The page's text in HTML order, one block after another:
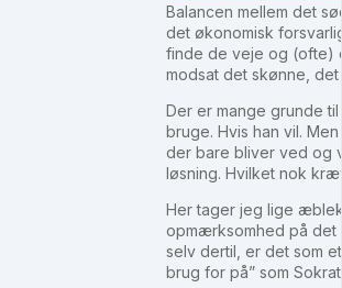
Balancen mellem det
det økonomisk
finde de veje og (ofte)
modsat det skønne,
Der er mange grunde
bruge. Hvis han vil.
der bare bliver ved og
løsning. Hvilket nok
Her tager jeg lige
opmærksomhed på det
selv dertil, er det som
brug for på” som